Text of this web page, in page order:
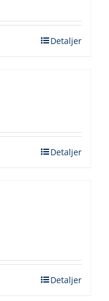
Detaljer
Detaljer
Detaljer